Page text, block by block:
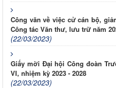
Công văn về việc cử cán bộ,
Công tác Văn thư, lưu trữ năm
(22/03/2023)
Giấy mời Đại hội Công đoàn
VI, nhiệm kỳ 2023 - 2028
(22/03/2023)